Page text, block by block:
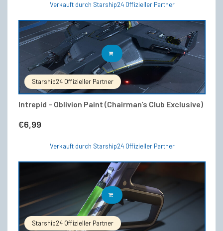
Verkauft durch Starship24 Offizieller Partner
Starship24 Offizieller Partner
Intrepid – Oblivion Paint (Chairman’s Club Exclusive)
€6,99
IN DEN WARENKORB
Verkauft durch Starship24 Offizieller Partner
Starship24 Offizieller Partner
IN DEN WARENKORB